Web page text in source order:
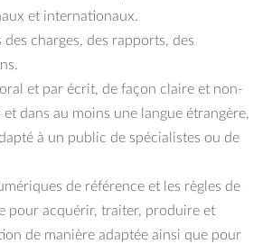
et internationaux.
des charges, des rapports, des
et par écrit, de façon claire et non-
dans au moins une langue étrangère,
à un public de spécialistes ou de
de référence et les règles de
pour acquérir, traiter, produire et
de manière adaptée ainsi que pour